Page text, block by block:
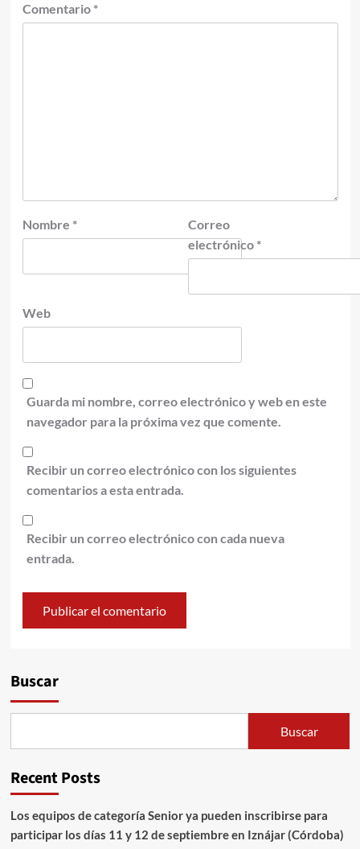
Comentario *
Nombre *
Correo
electrónico *
Web
Guarda mi nombre, correo electrónico y web en este
navegador para la próxima vez que comente.
Recibir un correo electrónico con los siguientes
comentarios a esta entrada.
Recibir un correo electrónico con cada nueva
entrada.
Buscar
Buscar
Recent Posts
Los equipos de categoría Senior ya pueden inscribirse para
participar los días 11 y 12 de septiembre en Iznájar (Córdoba)